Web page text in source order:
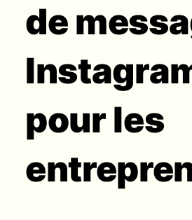
de
pour les